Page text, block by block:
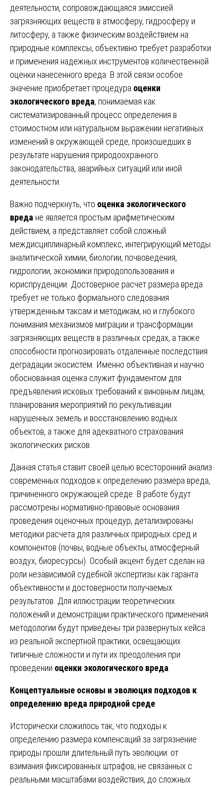
деятельности, сопровождающаяся эмиссией
загрязняющих веществ в атмосферу, гидросферу и
литосферу, а также физическим воздействием на
природные комплексы, объективно требует разработки
и применения надежных инструментов количественной
оценки нанесенного вреда. В этой связи особое
значение приобретает процедура оценки
экологического вреда, понимаемая как
систематизированный процесс определения в
стоимостном или натуральном выражении негативных
изменений в окружающей среде, произошедших в
результате нарушения природоохранного
законодательства, аварийных ситуаций или иной
деятельности.
Важно подчеркнуть, что оценка экологического
вреда не является простым арифметическим
действием, а представляет собой сложный
междисциплинарный комплекс, интегрирующий методы
аналитической химии, биологии, почвоведения,
гидрологии, экономики природопользования и
юриспруденции. Достоверное расчет размера вреда
требует не только формального следования
утвержденным таксам и методикам, но и глубокого
понимания механизмов миграции и трансформации
загрязняющих веществ в различных средах, а также
способности прогнозировать отдаленные последствия
деградации экосистем. Именно объективная и научно
обоснованная оценка служит фундаментом для
предъявления исковых требований к виновным лицам,
планирования мероприятий по рекультивации
нарушенных земель и восстановлению водных
объектов, а также для адекватного страхования
экологических рисков.
Данная статья ставит своей целью всесторонний анализ
современных подходов к определению размера вреда,
причиненного окружающей среде. В работе будут
рассмотрены нормативно-правовые основания
проведения оценочных процедур, детализированы
методики расчета для различных природных сред и
компонентов (почвы, водные объекты, атмосферный
воздух, биоресурсы). Особый акцент будет сделан на
роли независимой судебной экспертизы как гаранта
объективности и достоверности получаемых
результатов. Для иллюстрации теоретических
положений и демонстрации практического применения
методологии будут приведены три развернутых кейса
из реальной экспертной практики, освещающих
типичные сложности и пути их преодоления при
проведении оценки экологического вреда
Концептуальные основы и эволюция подходов к
определению вреда природной среде
Исторически сложилось так, что подходы к
определению размера компенсаций за загрязнение
природы прошли длительный путь эволюции: от
взимания фиксированных штрафов, не связанных с
реальными масштабами воздействия, до сложных